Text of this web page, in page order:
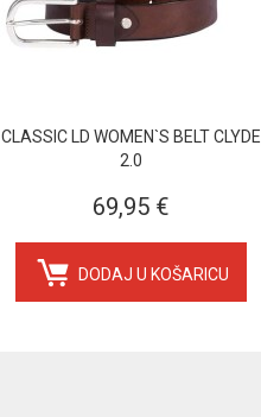
CLASSIC LD WOMEN`S BELT CLYDE
2.0
69,95 €
DODAJ U KOŠARICU